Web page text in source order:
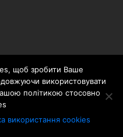
щоб зробити Ваше
використовувати
політикою стосовно
використання cookies